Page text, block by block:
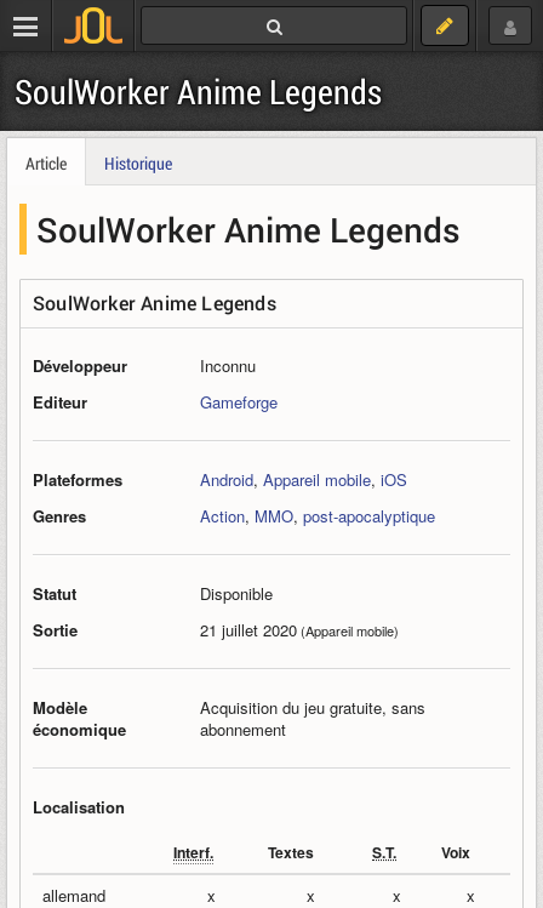
SoulWorker Anime Legends
Article Historique
SoulWorker Anime Legends
SoulWorker Anime Legends
Développeur
Inconnu
Editeur
Gameforge
Plateformes Android, Appareil mobile, iOS
Genres
Action, MMO, post-apocalyptique
Statut
Disponible
Sortie
21 juillet 2020(Appareil mobile)
Modèle
économique
Acquisition du jeu gratuite, sans
abonnement
Localisation
Interf. Textes S.T. Voix
allemand x x x
x